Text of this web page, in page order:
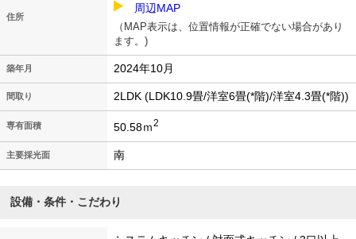
住所
周辺MAP
（MAP表示は、位置情報が正確でない場合があり
ます。)
築年月 2024年10月
間取り 2LDK (LDK10.9畳/洋室6畳(*階)/洋室4.3畳(*階))
専有面積 50.58ｍ2
主要採光面 南
設備・条件・こだわり